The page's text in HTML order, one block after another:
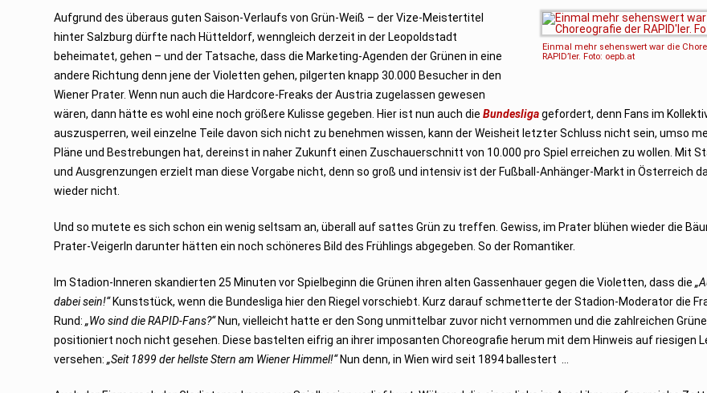
Einmal mehr sehenswert war die
RAPID’ler. Foto: oepb.at
Aufgrund des überaus guten Saison-Verlaufs von Grün-Weiß – der Vize-Meistertitel
hinter Salzburg dürfte nach Hütteldorf, wenngleich derzeit in der Leopoldstadt
beheimatet, gehen – und der Tatsache, dass die Marketing-Agenden der Grünen in eine
andere Richtung denn jene der Violetten gehen, pilgerten knapp 30.000 Besucher in den
Wiener Prater. Wenn nun auch die Hardcore-Freaks der Austria zugelassen gewesen
wären, dann hätte es wohl eine noch größere Kulisse gegeben. Hier ist nun auch dieBundesligagefordert, denn Fans im
auszusperren, weil einzelne Teile davon sich nicht zu benehmen wissen, kann der Weisheit letzter Schluss nicht sein, umso
Pläne und Bestrebungen hat, dereinst in naher Zukunft einen Zuschauerschnitt von 10.000 pro Spiel erreichen zu wollen. Mit
und Ausgrenzungen erzielt man diese Vorgabe nicht, denn so groß und intensiv ist der Fußball-Anhänger-Markt in Österreich
wieder nicht.
Und so mutete es sich schon ein wenig seltsam an, überall auf sattes Grün zu treffen. Gewiss, im Prater blühen wieder die
Prater-Veigerln darunter hätten ein noch schöneres Bild des Frühlings abgegeben. So der Romantiker.
Im Stadion-Inneren skandierten 25 Minuten vor Spielbeginn die Grünen ihren alten Gassenhauer gegen die Violetten, dass die
dabei sein!“Kunststück, wenn die Bundesliga hier den Riegel vorschiebt. Kurz darauf schmetterte der Stadion-Moderator die
Rund:„Wo sind die RAPID-Fans?“Nun, vielleicht hatte er den Song unmittelbar zuvor nicht vernommen und die zahlreichen
positioniert noch nicht gesehen. Diese bastelten eifrig an ihrer imposanten Choreografie herum mit dem Hinweis auf riesigen
versehen:„Seit 1899 der hellste Stern am Wiener Himmel!“Nun denn, in Wien wird seit 1894 ballestert …